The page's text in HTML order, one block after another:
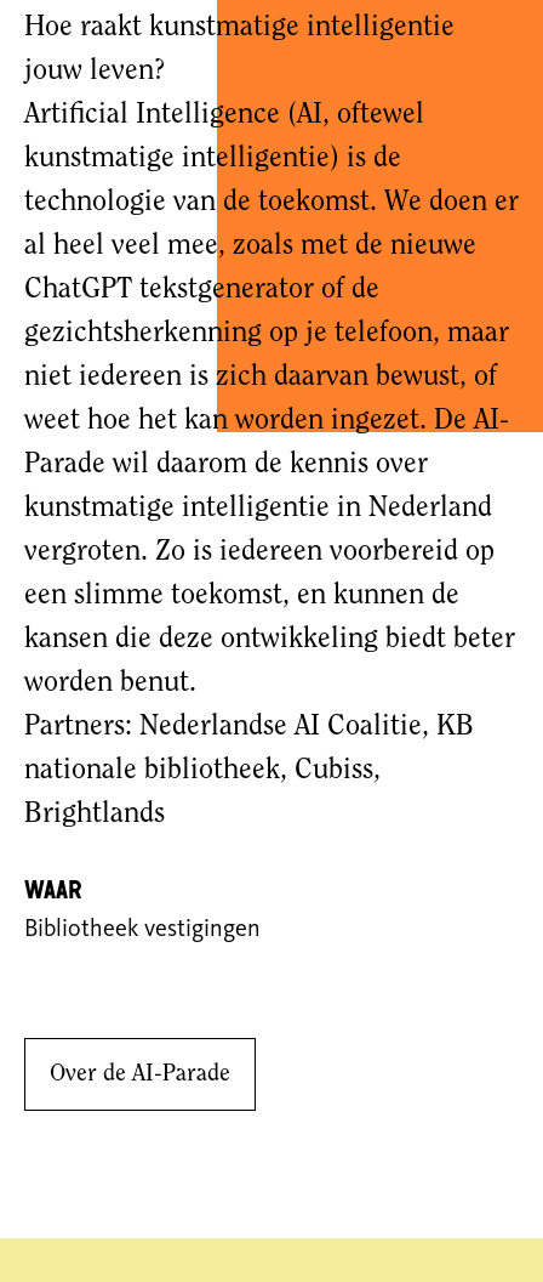
Hoe raakt kunstmatige intelligentie
jouw leven?
Artificial Intelligence (AI, oftewel
kunstmatige intelligentie) is de
technologie van de toekomst. We doen er
al heel veel mee, zoals met de nieuwe
ChatGPT tekstgenerator of de
gezichtsherkenning op je telefoon, maar
niet iedereen is zich daarvan bewust, of
weet hoe het kan worden ingezet. De AI-
Parade wil daarom de kennis over
kunstmatige intelligentie in Nederland
vergroten. Zo is iedereen voorbereid op
een slimme toekomst, en kunnen de
kansen die deze ontwikkeling biedt beter
worden benut.
Partners: Nederlandse AI Coalitie, KB
nationale bibliotheek, Cubiss,
Brightlands
Waar
Bibliotheek vestigingen
Over de AI-Parade